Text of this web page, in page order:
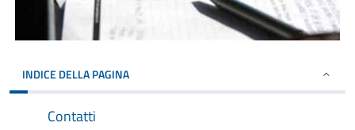
INDICE DELLA PAGINA
Contatti